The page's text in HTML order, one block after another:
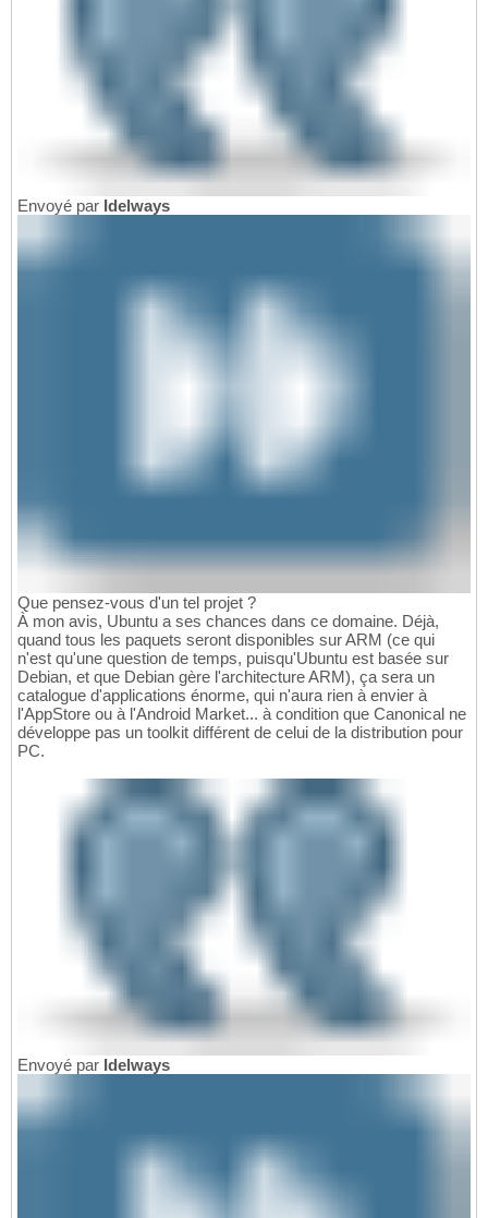
Envoyé par Idelways
Que pensez-vous d'un tel projet ?
À mon avis, Ubuntu a ses chances dans ce domaine. Déjà,
quand tous les paquets seront disponibles sur ARM (ce qui
n'est qu'une question de temps, puisqu'Ubuntu est basée sur
Debian, et que Debian gère l'architecture ARM), ça sera un
catalogue d'applications énorme, qui n'aura rien à envier à
l'AppStore ou à l'Android Market... à condition que Canonical ne
développe pas un toolkit différent de celui de la distribution pour
PC.
Envoyé par Idelways